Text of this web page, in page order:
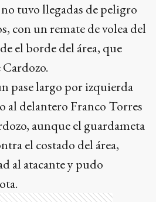
tuvo llegadas de peligro
con un remate de volea del
el borde del área, que
pase largo por izquierda
al delantero Franco Torres
aunque el guardameta
el costado del área,
al atacante y pudo